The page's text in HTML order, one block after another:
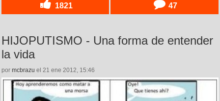
1821 47
HIJOPUTISMO - Una forma de entender
la vida
por mcbrazu el 21 ene 2012, 15:46